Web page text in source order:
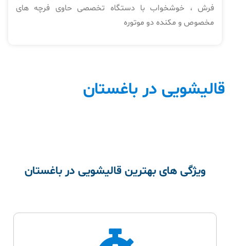
فرش ، خوشخواب با دستگاه تخصصی حاوی فرچه های
مخصوص و مکنده دو موتوره
قالیشویی در باغستان
ویژگی های بهترین قالیشویی در باغستان